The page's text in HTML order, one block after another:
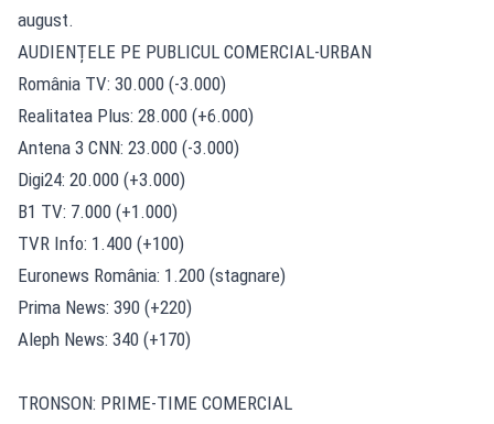
august.
AUDIENȚELE PE PUBLICUL COMERCIAL-URBAN
România TV: 30.000 (-3.000)
Realitatea Plus: 28.000 (+6.000)
Antena 3 CNN: 23.000 (-3.000)
Digi24: 20.000 (+3.000)
B1 TV: 7.000 (+1.000)
TVR Info: 1.400 (+100)
Euronews România: 1.200 (stagnare)
Prima News: 390 (+220)
Aleph News: 340 (+170)
TRONSON: PRIME-TIME COMERCIAL